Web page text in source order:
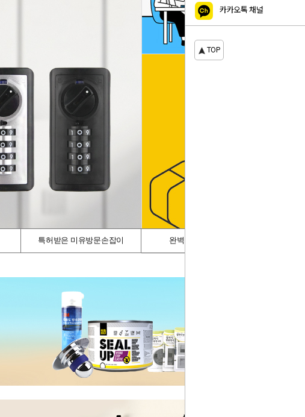
카카오톡 채널
TOP
특허받은 미유방문손잡이 완벽차단/싱크가드